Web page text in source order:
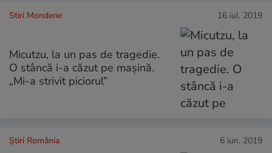
Stiri Mondene 16 iul. 2019
Micutzu, la un pas de tragedie.
O stâncă i-a căzut pe mașină.
„Mi-a strivit piciorul”
Știri România 6 iun. 2019